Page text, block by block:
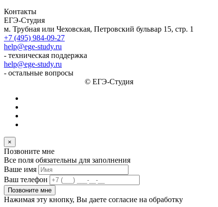
Контакты
ЕГЭ-Студия
м. Трубная или Чеховская, Петровский бульвар 15, стр. 1
+7 (495) 984-09-27
help@ege-study.ru
- техническая поддержка
help@ege-study.ru
- остальные вопросы
© ЕГЭ-Студия
×
Позвоните мне
Все поля обязательны для заполнения
Ваше имя
Ваш телефон
Позвоните мне
Нажимая эту кнопку, Вы даете согласие на обработку